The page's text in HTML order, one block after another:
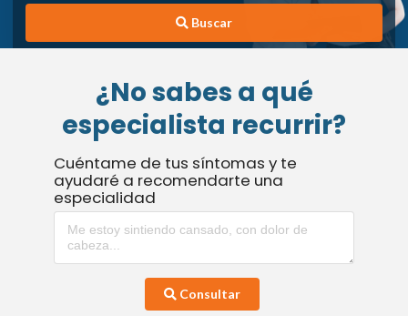
Buscar
¿No sabes a qué
especialista recurrir?
Cuéntame de tus síntomas y te
ayudaré a recomendarte una
especialidad
Consultar